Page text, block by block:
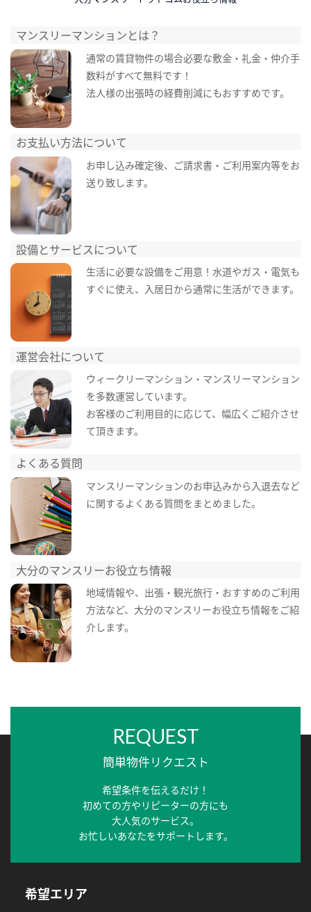
マンスリーマンションとは？
通常の賃貸物件の場合必要な敷金・礼金・仲介手
数料がすべて無料です！
法人様の出張時の経費削減にもおすすめです。
お支払い方法について
お申し込み確定後、ご請求書・ご利用案内等をお
送り致します。
設備とサービスについて
生活に必要な設備をご用意！水道やガス・電気も
すぐに使え、入居日から通常に生活ができます。
運営会社について
ウィークリーマンション・マンスリーマンション
を多数運営しています。
お客様のご利用目的に応じて、幅広くご紹介させ
て頂きます。
よくある質問
マンスリーマンションのお申込みから入退去など
に関するよくある質問をまとめました。
大分のマンスリーお役立ち情報
地域情報や、出張・観光旅行・おすすめのご利用
方法など、大分のマンスリーお役立ち情報をご紹
介します。
REQUEST
簡単物件リクエスト
希望条件を伝えるだけ！
初めての方やリピーターの方にも
大人気のサービス。
お忙しいあなたをサポートします。
希望エリア